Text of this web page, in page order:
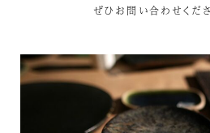
ぜひお問い合わせくだ